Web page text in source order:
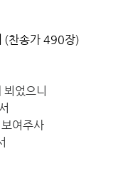
(찬송가 490장)
었으니
여주사